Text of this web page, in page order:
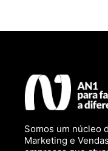
Somos um núcleo
Marketing e